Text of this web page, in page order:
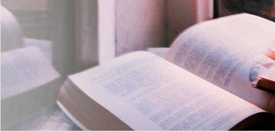
6º AO 9º ANO FUNDAMENTAL
Inglês: Turmas Reduzidas
(Proficiência)